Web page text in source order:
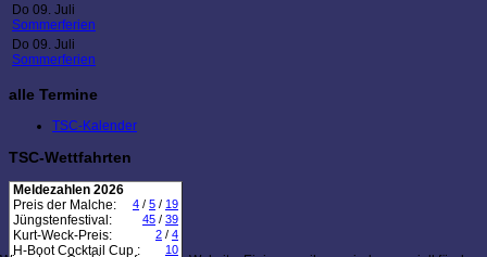
Do 09. Juli
Sommerferien
Do 09. Juli
Sommerferien
alle Termine
TSC-Kalender
TSC-Wettfahrten
Meldezahlen 2026
Preis der Malche:
4 / 5 / 19
Jüngstenfestival: 45 / 39
Kurt-Weck-Preis: 2 / 4
H-Boot Cocktail Cup : 10